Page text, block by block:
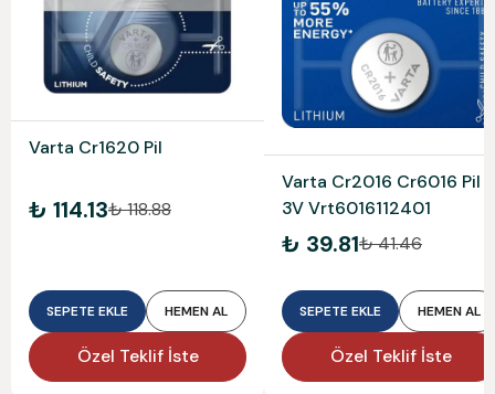
Varta Cr1620 Pil
₺ 114.13₺ 118.88
SEPETE EKLE HEMEN AL
Özel Teklif İste
Varta Cr2016 Cr6016 Pil
3V Vrt6016112401
₺ 39.81₺ 41.46
SEPETE EKLE HEMEN AL
Özel Teklif İste